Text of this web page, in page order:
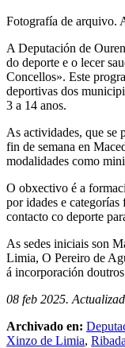
Fotografía de arquivo.
A Deputación de
do deporte e o lecer
Concellos». Este
deportivas dos
3 a 14 anos.
As actividades, que se
fin de semana en
modalidades como
O obxectivo é a
por idades e categorías
contacto co deporte
As sedes iniciais son
Limia, O Pereiro de
á incorporación
08 feb 2025.
Archivado en:
Xinzo de Limia,